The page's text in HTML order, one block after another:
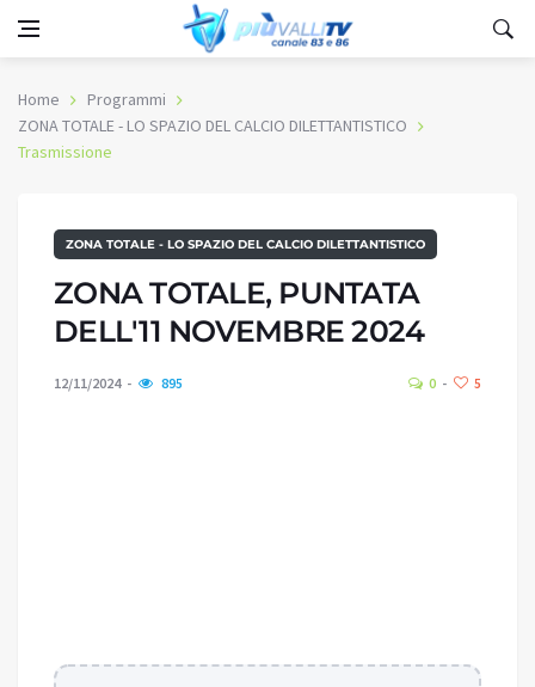
Home
Programmi
ZONA TOTALE - LO SPAZIO DEL CALCIO DILETTANTISTICO
Trasmissione
ZONA TOTALE - LO SPAZIO DEL CALCIO DILETTANTISTICO
ZONA TOTALE, PUNTATA
DELL'11 NOVEMBRE 2024
12/11/2024 895 0 5